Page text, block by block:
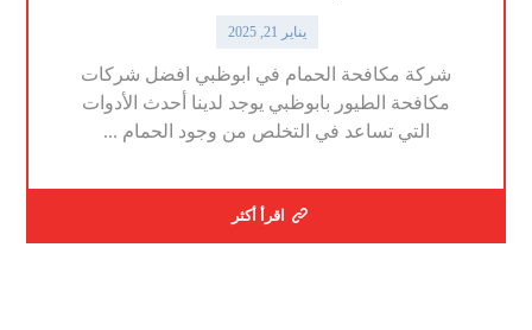
يناير 21, 2025
شركة مكافحة الحمام في ابوظبي افضل شركات
مكافحة الطيور بابوظبي يوجد لدينا أحدث الأدوات
التي تساعد في التخلص من وجود الحمام ...
اقرأ أكثر